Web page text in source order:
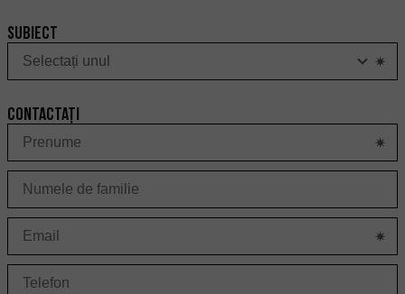
Subiect
Contactați